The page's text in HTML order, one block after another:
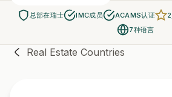
总部在瑞士 IMC成员 ACAMS认证
7种语言
Real Estate Countries